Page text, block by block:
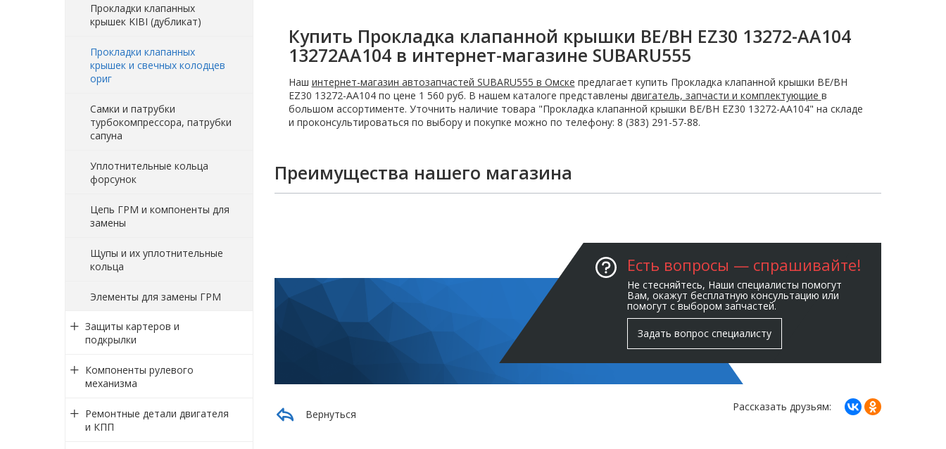
Прокладки клапанных
крышек KIBI (дубликат)
Прокладки клапанных
крышек и свечных колодцев
ориг
Самки и патрубки
турбокомпрессора, патрубки
сапуна
Уплотнительные кольца
форсунок
Цепь ГРМ и компоненты для
замены
Щупы и их уплотнительные
кольца
Элементы для замены ГРМ
Защиты картеров и
подкрылки
Компоненты рулевого
механизма
Ремонтные детали двигателя
и КПП
Купить Прокладка клапанной крышки BE/BH EZ30 13272-AA104
13272AA104 в интернет-магазине SUBARU555
Наш интернет-магазин автозапчастей SUBARU555 в Омске предлагает купить Прокладка клапанной крышки BE/BH
EZ30 13272-AA104 по цене 1 560 руб. В нашем каталоге представлены двигатель, запчасти и комплектующие в
большом ассортименте. Уточнить наличие товара "Прокладка клапанной крышки BE/BH EZ30 13272-AA104" на складе
и проконсультироваться по выбору и покупке можно по телефону: 8 (383) 291-57-88.
Преимущества нашего магазина
Есть вопросы — спрашивайте!
Не стесняйтесь, Наши специалисты помогут
Вам, окажут бесплатную консультацию или
помогут с выбором запчастей.
Задать вопрос специалисту
Вернуться
Рассказать друзьям: